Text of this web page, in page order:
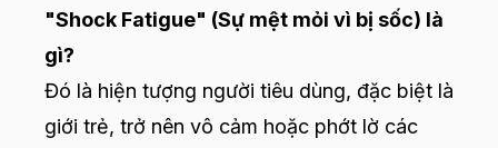
"Shock Fatigue" (Sự mệt mỏi vì bị sốc) là
gì?
Đó là hiện tượng người tiêu dùng, đặc biệt là
giới trẻ, trở nên vô cảm hoặc phớt lờ các